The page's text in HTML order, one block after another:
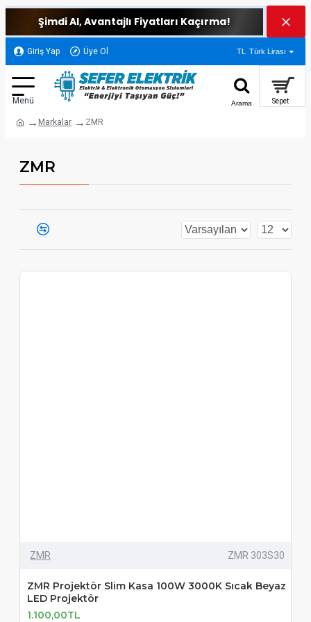
Şimdi Al, Avantajlı Fiyatları Kaçırma!
Giriş Yap Üye Ol TL Türk Lirası
Markalar ZMR
ZMR
ZMR ZMR 303S30
ZMR Projektör Slim Kasa 100W 3000K Sıcak Beyaz
LED Projektör
1.100,00TL